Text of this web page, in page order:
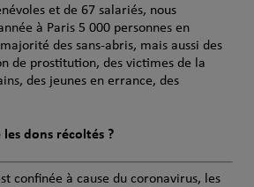
et de 67 salariés, nous
à Paris 5 000 personnes en
des sans-abris, mais aussi des
de prostitution, des victimes de la
des jeunes en errance, des
dons récoltés ?
confinée à cause du coronavirus, les